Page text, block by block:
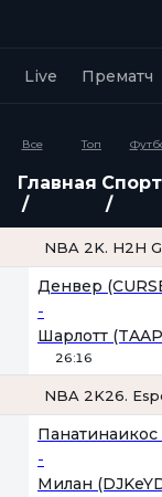
Live Прематч
Все Топ
Главная Спорт
NBA 2K. H2H
Денвер
-
Шарлотт
26:16
NBA 2K26.
Панатинаикос
-
Милан